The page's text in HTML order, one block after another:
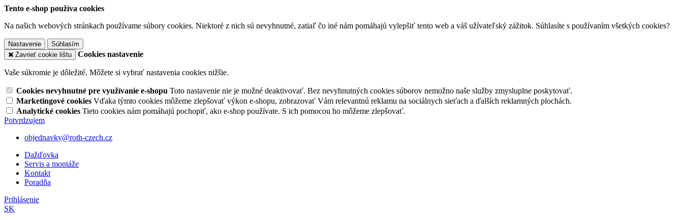
Tento e-shop používa cookies
Na našich webových stránkach používame súbory cookies. Niektoré z nich sú nevyhnutné, zatiaľ čo iné nám pomáhajú vylepšiť tento web a váš užívateľský zážitok. Súhlasíte s používaním všetkých cookies?
Nastavenie
Súhlasím
Zavrieť cookie lištu
Cookies nastavenie
Vaše súkromie je dôležité. Môžete si vybrať nastavenia cookies nižšie.
Cookies nevyhnutné pre využívanie e-shopu Toto nastavenie nie je možné deaktivovať. Bez nevyhnutných cookies súborov nemožno naše služby zmysluplne poskytovať.
Marketingové cookies Vďaka týmto cookies môžeme zlepšovať výkon e-shopu, zobrazovať Vám relevantnú reklamu na sociálnych sieťach a ďalších reklamných plochách.
Analytické cookies Tieto cookies nám pomáhajú pochopiť, ako e-shop používate. S ich pomocou ho môžeme zlepšovať.
Potvrdzujem
objednavky@roth-czech.cz
Dažďovka
Servis a montáže
Kontakt
Poradňa
Prihlásenie
SK